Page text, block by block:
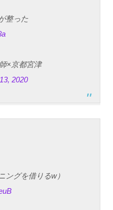
整った
×京都宮津
2020
ングを借りるw）